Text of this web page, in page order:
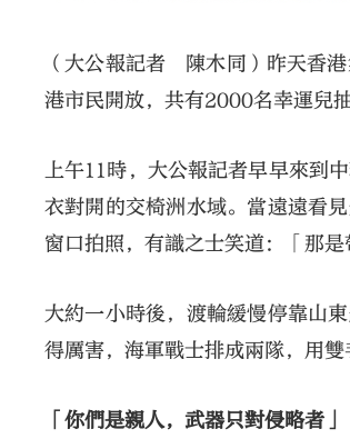
（大公報記者 陳木同）昨天香
港市民開放，共有2000名幸運兒
上午11時，大公報記者早早來
衣對開的交椅洲水域。當遠遠看
窗口拍照，有識之士笑道：「那是
大約一小時後，渡輪緩慢停靠山
得厲害，海軍戰士排成兩隊，用
「你們是親人，武器只對侵略者」